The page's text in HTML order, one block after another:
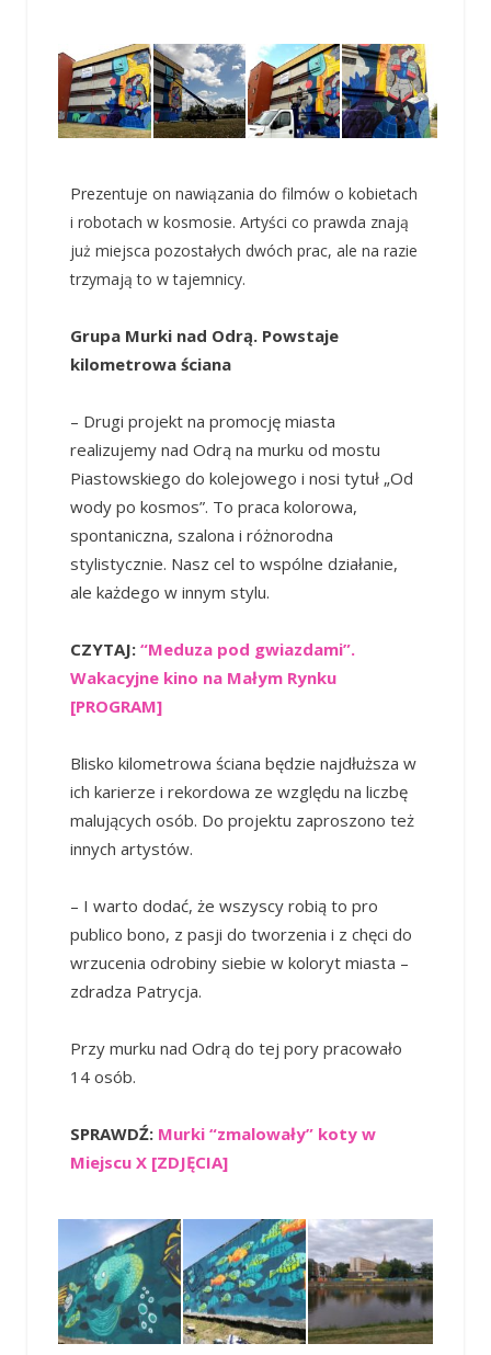
Prezentuje on nawiązania do filmów o kobietach
i robotach w kosmosie. Artyści co prawda znają
już miejsca pozostałych dwóch prac, ale na razie
trzymają to w tajemnicy.
Grupa Murki nad Odrą. Powstaje
kilometrowa ściana
– Drugi projekt na promocję miasta
realizujemy nad Odrą na murku od mostu
Piastowskiego do kolejowego i nosi tytuł „Od
wody po kosmos”. To praca kolorowa,
spontaniczna, szalona i różnorodna
stylistycznie. Nasz cel to wspólne działanie,
ale każdego w innym stylu.
CZYTAJ: “Meduza pod gwiazdami”.
Wakacyjne kino na Małym Rynku
[PROGRAM]
Blisko kilometrowa ściana będzie najdłuższa w
ich karierze i rekordowa ze względu na liczbę
malujących osób. Do projektu zaproszono też
innych artystów.
– I warto dodać, że wszyscy robią to pro
publico bono, z pasji do tworzenia i z chęci do
wrzucenia odrobiny siebie w koloryt miasta –
zdradza Patrycja.
Przy murku nad Odrą do tej pory pracowało
14 osób.
SPRAWDŹ: Murki “zmalowały” koty w
Miejscu X [ZDJĘCIA]